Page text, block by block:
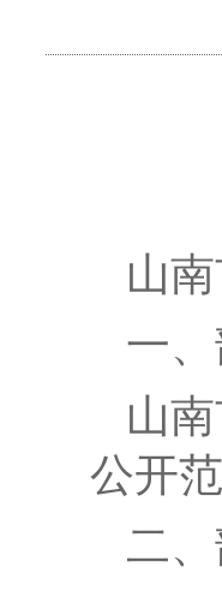
山
一
山
公开
二、